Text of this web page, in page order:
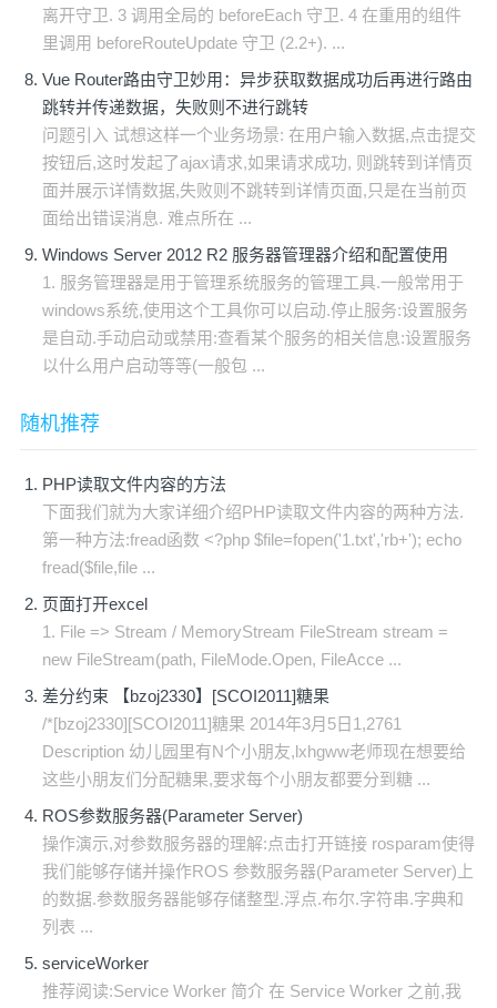
离开守卫. 3 调用全局的 beforeEach 守卫. 4 在重用的组件
里调用 beforeRouteUpdate 守卫 (2.2+). ...
Vue Router路由守卫妙用：异步获取数据成功后再进行路由
跳转并传递数据，失败则不进行跳转
问题引入 试想这样一个业务场景: 在用户输入数据,点击提交
按钮后,这时发起了ajax请求,如果请求成功, 则跳转到详情页
面并展示详情数据,失败则不跳转到详情页面,只是在当前页
面给出错误消息. 难点所在 ...
Windows Server 2012 R2 服务器管理器介绍和配置使用
1. 服务管理器是用于管理系统服务的管理工具.一般常用于
windows系统,使用这个工具你可以启动.停止服务:设置服务
是自动.手动启动或禁用:查看某个服务的相关信息:设置服务
以什么用户启动等等(一般包 ...
随机推荐
PHP读取文件内容的方法
下面我们就为大家详细介绍PHP读取文件内容的两种方法.
第一种方法:fread函数 <?php $file=fopen('1.txt','rb+'); echo
fread($file,file ...
页面打开excel
1. File => Stream / MemoryStream FileStream stream =
new FileStream(path, FileMode.Open, FileAcce ...
差分约束 【bzoj2330】[SCOI2011]糖果
/*[bzoj2330][SCOI2011]糖果 2014年3月5日1,2761
Description 幼儿园里有N个小朋友,lxhgww老师现在想要给
这些小朋友们分配糖果,要求每个小朋友都要分到糖 ...
ROS参数服务器(Parameter Server)
操作演示,对参数服务器的理解:点击打开链接 rosparam使得
我们能够存储并操作ROS 参数服务器(Parameter Server)上
的数据.参数服务器能够存储整型.浮点.布尔.字符串.字典和
列表 ...
serviceWorker
推荐阅读:Service Worker 简介 在 Service Worker 之前,我